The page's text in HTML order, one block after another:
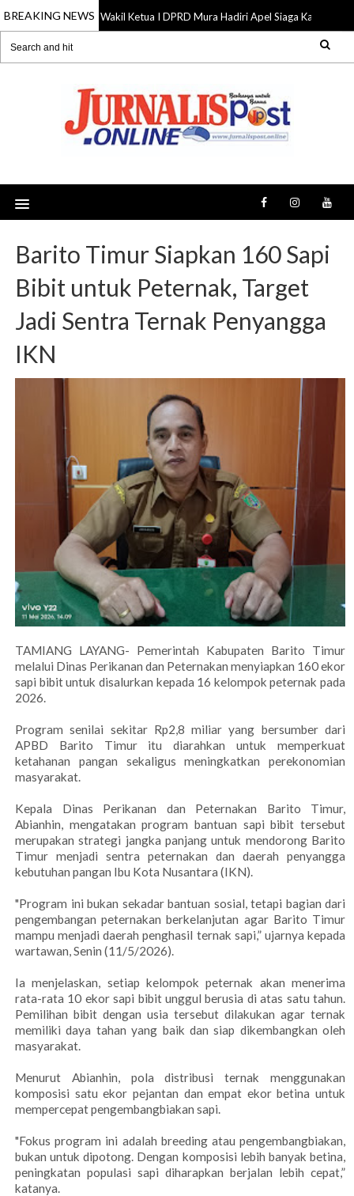
BREAKING NEWS
07 Aug 2026 Wakil Ketua I DPRD Mura Hadiri Apel Siaga Karhutla,
Barito Timur Siapkan 160 Sapi
Bibit untuk Peternak, Target
Jadi Sentra Ternak Penyangga
IKN
TAMIANG LAYANG- Pemerintah Kabupaten Barito Timur
melalui Dinas Perikanan dan Peternakan menyiapkan 160 ekor
sapi bibit untuk disalurkan kepada 16 kelompok peternak pada
2026.
Program senilai sekitar Rp2,8 miliar yang bersumber dari
APBD Barito Timur itu diarahkan untuk memperkuat
ketahanan pangan sekaligus meningkatkan perekonomian
masyarakat.
Kepala Dinas Perikanan dan Peternakan Barito Timur,
Abianhin, mengatakan program bantuan sapi bibit tersebut
merupakan strategi jangka panjang untuk mendorong Barito
Timur menjadi sentra peternakan dan daerah penyangga
kebutuhan pangan Ibu Kota Nusantara (IKN).
"Program ini bukan sekadar bantuan sosial, tetapi bagian dari
pengembangan peternakan berkelanjutan agar Barito Timur
mampu menjadi daerah penghasil ternak sapi,” ujarnya kepada
wartawan, Senin (11/5/2026).
Ia menjelaskan, setiap kelompok peternak akan menerima
rata-rata 10 ekor sapi bibit unggul berusia di atas satu tahun.
Pemilihan bibit dengan usia tersebut dilakukan agar ternak
memiliki daya tahan yang baik dan siap dikembangkan oleh
masyarakat.
Menurut Abianhin, pola distribusi ternak menggunakan
komposisi satu ekor pejantan dan empat ekor betina untuk
mempercepat pengembangbiakan sapi.
"Fokus program ini adalah breeding atau pengembangbiakan,
bukan untuk dipotong. Dengan komposisi lebih banyak betina,
peningkatan populasi sapi diharapkan berjalan lebih cepat,”
katanya.